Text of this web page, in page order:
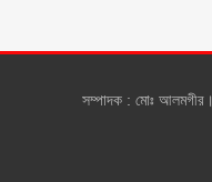
সম্পাদক : মোঃ আলমগীর।